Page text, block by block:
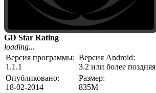
GD Star Rating
loading...
Версия программы:
1.1.1
Версия Android:
3.2 или более поздняя
Опубликовано:
18-02-2014
Размер:
835M